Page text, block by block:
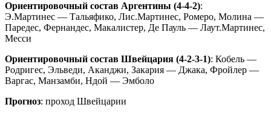
Ориентировочный состав Аргентины (4-4-2):
Э.Мартинес — Тальяфико, Лис.Мартинес, Ромеро, Молина —
Паредес, Фернандес, Макалистер, Де Пауль — Лаут.Мартинес,
Месси
Ориентировочный состав Швейцария (4-2-3-1): Кобель —
Родригес, Эльведи, Аканджи, Закария — Джака, Фройлер —
Варгас, Манзамби, Ндой — Эмболо
Прогноз: проход Швейцарии